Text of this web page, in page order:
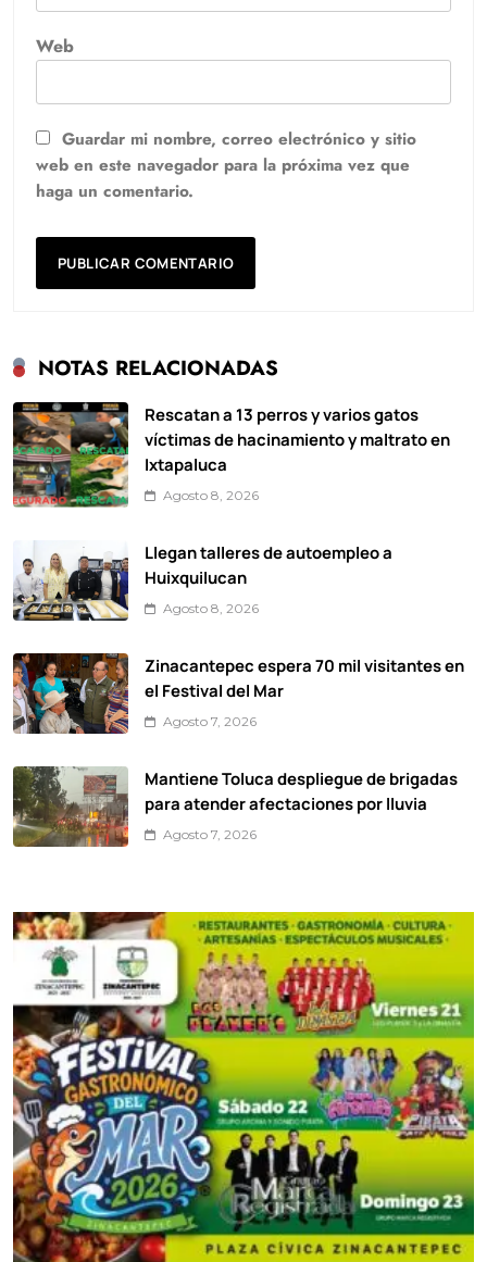
Web
Guardar mi nombre, correo electrónico y sitio
web en este navegador para la próxima vez que
haga un comentario.
NOTAS RELACIONADAS
Rescatan a 13 perros y varios gatos
víctimas de hacinamiento y maltrato en
Ixtapaluca
Agosto 8, 2026
Llegan talleres de autoempleo a
Huixquilucan
Agosto 8, 2026
Zinacantepec espera 70 mil visitantes en
el Festival del Mar
Agosto 7, 2026
Mantiene Toluca despliegue de brigadas
para atender afectaciones por lluvia
Agosto 7, 2026